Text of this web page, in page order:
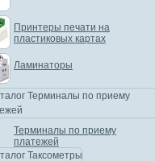
Принтеры печати на
пластиковых картах
Ламинаторы
Терминалы по приему
платежей